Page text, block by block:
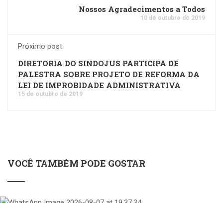
Nossos Agradecimentos a Todos
10 de outubro de 2019
Próximo post
DIRETORIA DO SINDOJUS PARTICIPA DE
PALESTRA SOBRE PROJETO DE REFORMA DA
LEI DE IMPROBIDADE ADMINISTRATIVA
15 de outubro de 2019
VOCÊ TAMBÉM PODE GOSTAR